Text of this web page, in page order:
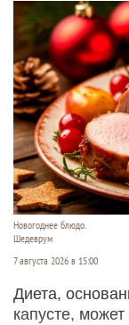
Новогоднее блюдо.
Шедеврум
7 августа 2026 в 15:00
Диета,
капусте,